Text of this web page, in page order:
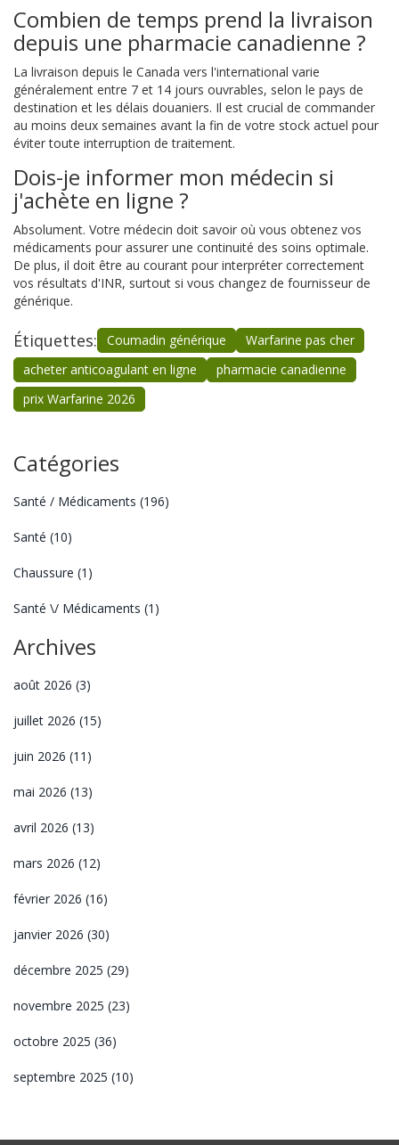
Combien de temps prend la livraison
depuis une pharmacie canadienne ?
La livraison depuis le Canada vers l'international varie
généralement entre 7 et 14 jours ouvrables, selon le pays de
destination et les délais douaniers. Il est crucial de commander
au moins deux semaines avant la fin de votre stock actuel pour
éviter toute interruption de traitement.
Dois-je informer mon médecin si
j'achète en ligne ?
Absolument. Votre médecin doit savoir où vous obtenez vos
médicaments pour assurer une continuité des soins optimale.
De plus, il doit être au courant pour interpréter correctement
vos résultats d'INR, surtout si vous changez de fournisseur de
générique.
Étiquettes: Coumadin générique
Warfarine pas cher
acheter anticoagulant en ligne
pharmacie canadienne
prix Warfarine 2026
Catégories
Santé / Médicaments (196)
Santé (10)
Chaussure (1)
Santé \/ Médicaments (1)
Archives
août 2026 (3)
juillet 2026 (15)
juin 2026 (11)
mai 2026 (13)
avril 2026 (13)
mars 2026 (12)
février 2026 (16)
janvier 2026 (30)
décembre 2025 (29)
novembre 2025 (23)
octobre 2025 (36)
septembre 2025 (10)